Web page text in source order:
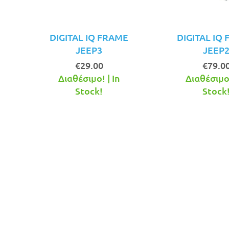
DIGITAL IQ FRAME
JEEP3
€29.00
Διαθέσιμο! | In
Stock!
DIGITAL IQ
JEEP2
€
Stock!